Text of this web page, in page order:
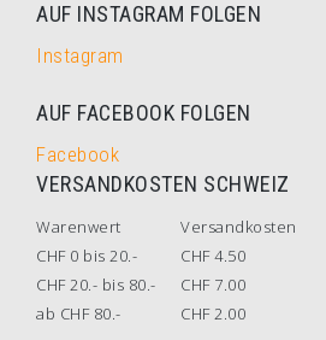
AUF INSTAGRAM FOLGEN
Instagram
AUF FACEBOOK FOLGEN
Facebook
VERSANDKOSTEN SCHWEIZ
Warenwert
Versandkosten
CHF 0 bis 20.-
CHF 4.50
CHF 20.- bis 80.-
CHF 7.00
ab CHF 80.-
CHF 2.00